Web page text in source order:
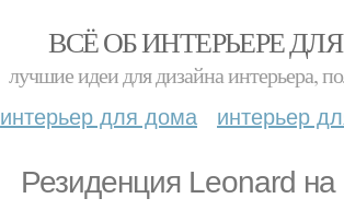
ВСЁ ОБ ИНТЕРЬЕРЕ
лучшие идеи для дизайна интерьера,
интерьер для дома интерьер
Резиденция Leonard на